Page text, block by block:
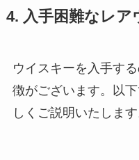
4. 入手困難なレア
ウイスキーを入手す
徴がございます。以
しくご説明いたします